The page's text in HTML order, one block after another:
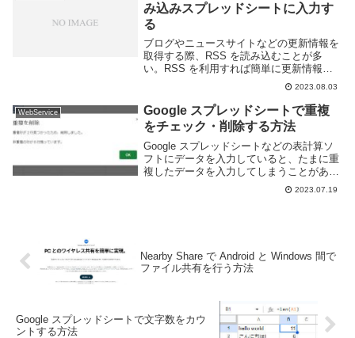
み込みスプレッドシートに入力す
る
ブログやニュースサイトなどの更新情報を
取得する際、RSS を読み込むことが多
い。RSS を利用すれば簡単に更新情報を
取得することができる。もちろん Google
Apps Script でも利用できる。Google
Apps Script ...
2023.08.03
WebService
Google スプレッドシートで重複
をチェック・削除する方法
Google スプレッドシートなどの表計算ソ
フトにデータを入力していると、たまに重
複したデータを入力してしまうことがあ
る。データが少なければ目視で確認しても
良いが、データが多いと見つけるのが大変
2023.07.19
Nearby Share で Android と Windows 間で
ファイル共有を行う方法
Google スプレッドシートで文字数をカウ
ントする方法